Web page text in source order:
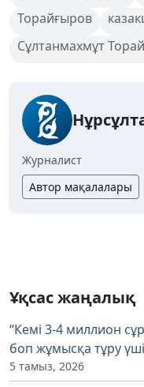
Торайғыров
Сұлтанмахмұт
Журналист
Автор мақалалары
Ұқсас жаңалық
“Кемі 3-4 миллион
боп жұмысқа тұру
5 тамыз, 2026